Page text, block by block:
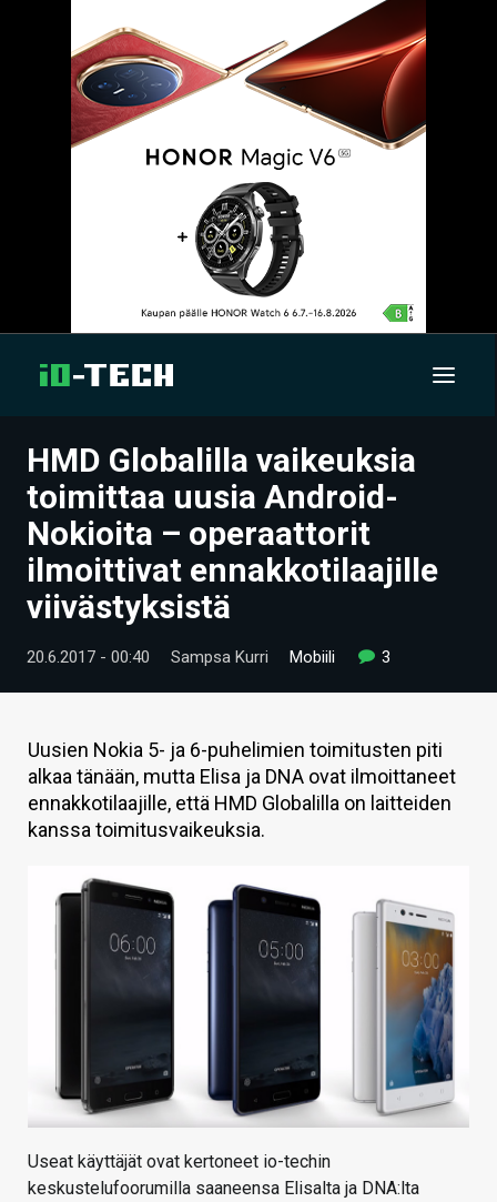
UUTISET
ARTIKKELIT
VIDEOT
TECHBBS
TIETOA
KAUPPA
VAIHDA TEEMA
HMD Globalilla vaikeuksia
toimittaa uusia Android-
Nokioita – operaattorit
ilmoittivat ennakkotilaajille
viivästyksistä
20.6.2017 - 00:40 Sampsa Kurri Mobiili 3
Uusien Nokia 5- ja 6-puhelimien toimitusten piti
alkaa tänään, mutta Elisa ja DNA ovat ilmoittaneet
ennakkotilaajille, että HMD Globalilla on laitteiden
kanssa toimitusvaikeuksia.
Useat käyttäjät ovat kertoneet io-techin
keskustelufoorumilla saaneensa Elisalta ja DNA:lta